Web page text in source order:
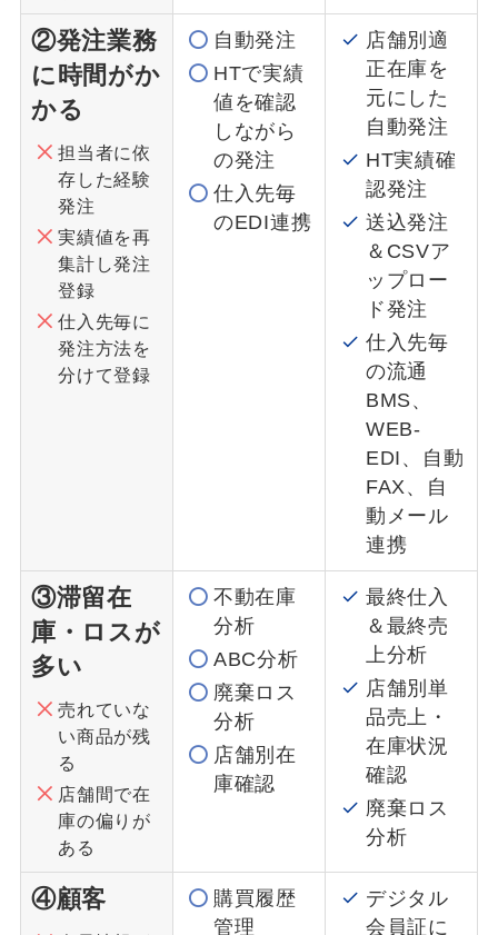
②発注業務
に時間がか
かる
担当者に依
存した経験
発注
実績値を再
集計し発注
登録
仕入先毎に
発注方法を
分けて登録
自動発注
HTで実績
値を確認
しながら
の発注
仕入先毎
のEDI連携
店舗別適
正在庫を
元にした
自動発注
HT実績確
認発注
送込発注
＆CSVア
ップロー
ド発注
仕入先毎
の流通
BMS、
WEB-
EDI、自動
FAX、自
動メール
連携
③滞留在
庫・ロスが
多い
売れていな
い商品が残
る
店舗間で在
庫の偏りが
ある
不動在庫
分析
ABC分析
廃棄ロス
分析
店舗別在
庫確認
最終仕入
＆最終売
上分析
店舗別単
品売上・
在庫状況
確認
廃棄ロス
分析
④顧客
購買履歴
管理
デジタル
会員証に